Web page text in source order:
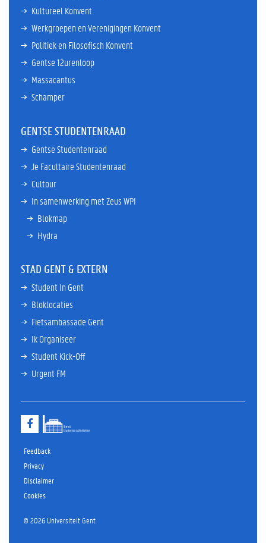
Kultureel Konvent
Werkgroepen en Verenigingen Konvent
Politiek en Filosofisch Konvent
Gentse 12urenloop
Massacantus
Schamper
GENTSE STUDENTENRAAD
Gentse Studentenraad
Je Facultaire Studentenraad
Cultour
In samenwerking met Zeus WPI
Blokmap
Hydra
STAD GENT & EXTERN
Student In Gent
Bloklocaties
Fietsambassade Gent
Ik Organiseer
Student Kick-Off
Urgent FM
e
o
o
Feedback
Privacy
Disclaimer
Cookies
© 2026 Universiteit Gent